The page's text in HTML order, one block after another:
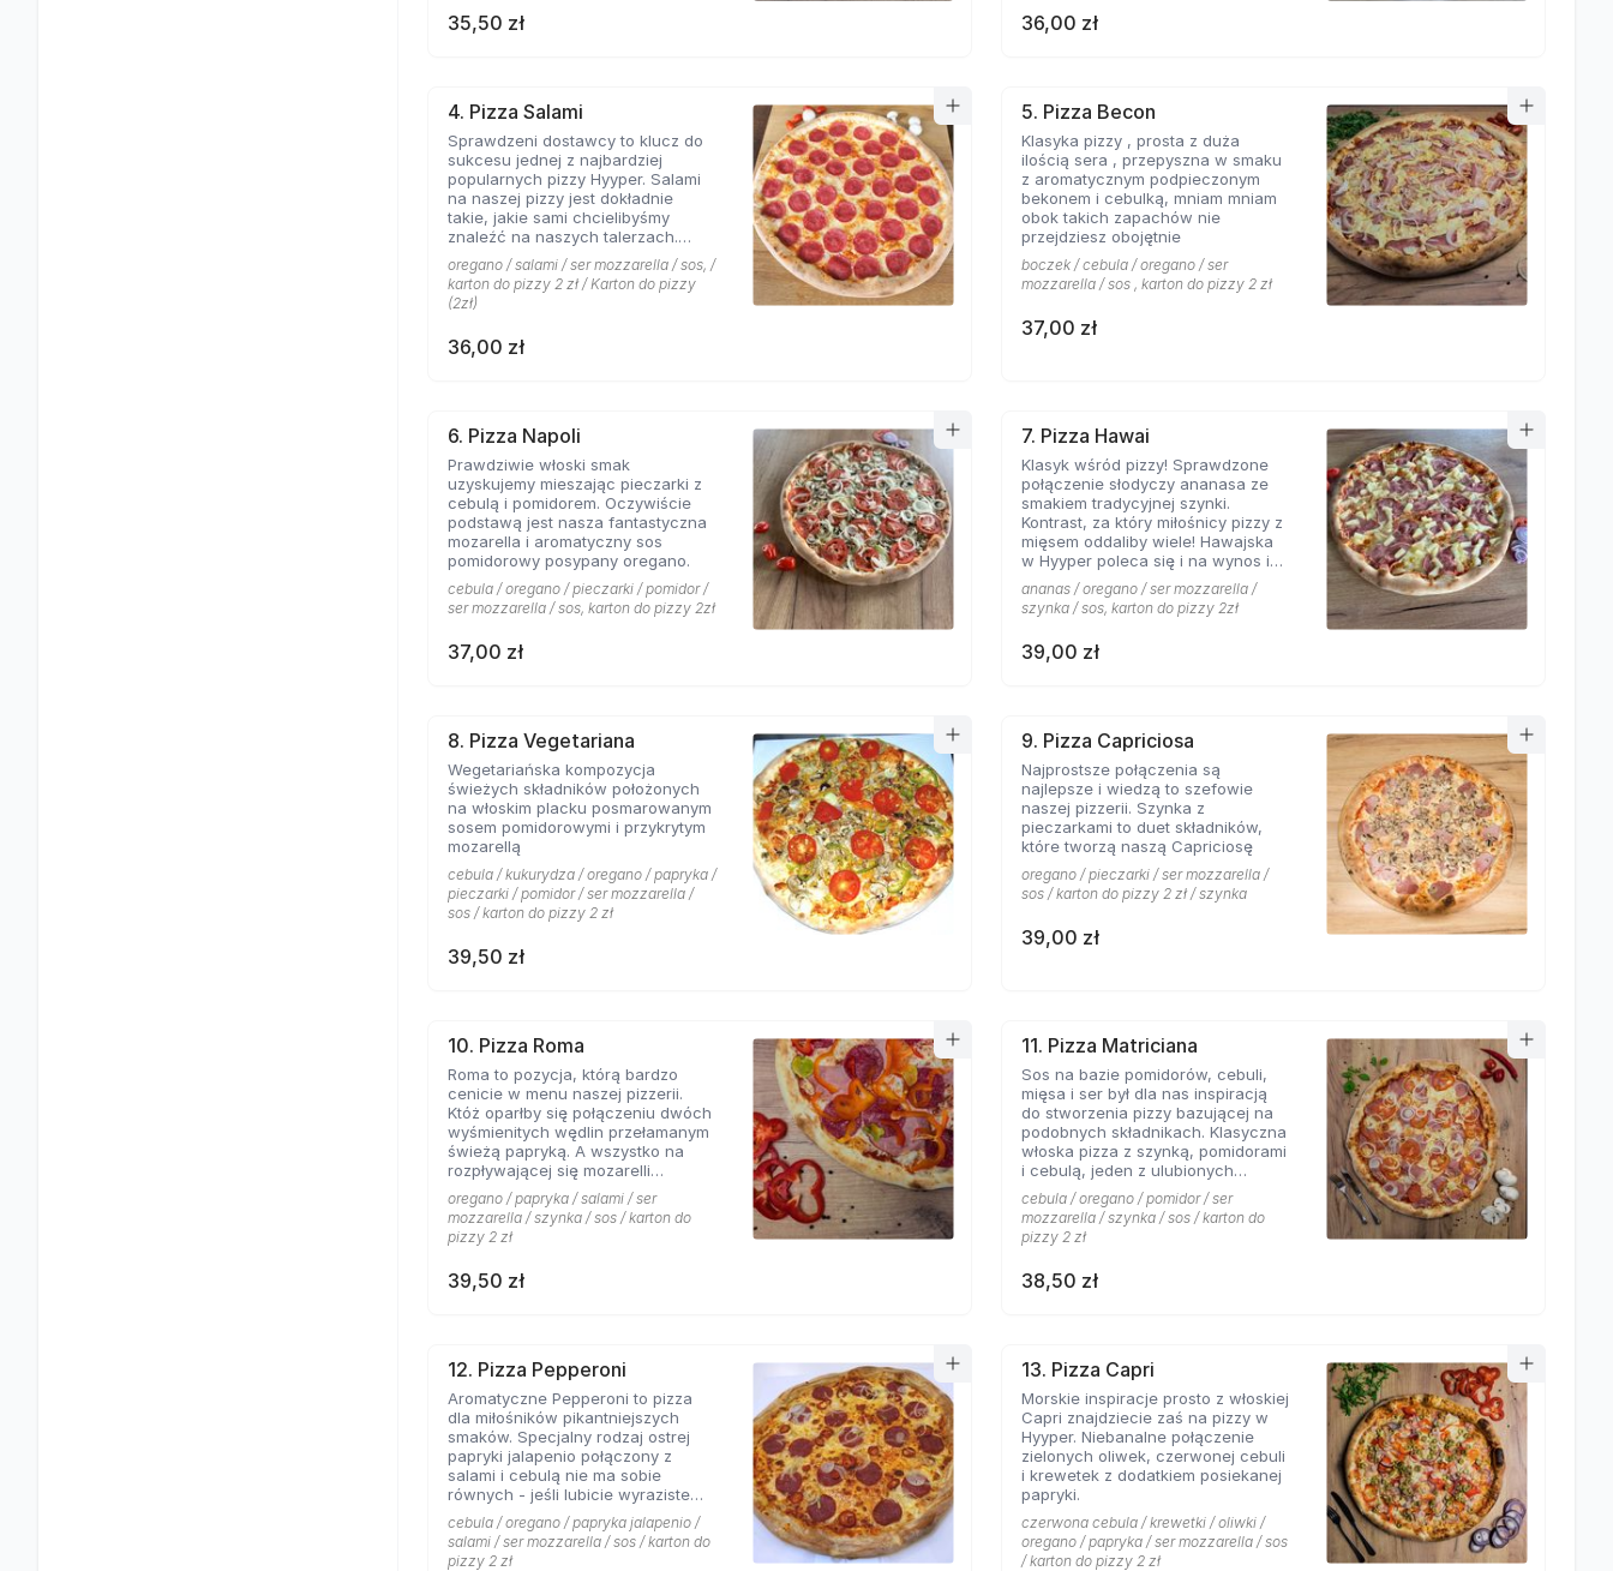
35,50 zł 36,00 zł
4. Pizza Salami
Sprawdzeni dostawcy to klucz do
sukcesu jednej z najbardziej
popularnych pizzy Hyyper. Salami
na naszej pizzy jest dokładnie
takie, jakie sami chcielibyśmy
znaleźć na naszych talerzach.
Aromat roztopionej mozarelli i
salami to coś obok czego miłośnicy
pizzy z mięsem nie przejdą
obojętnie!
oregano / salami / ser mozzarella / sos, /
karton do pizzy 2 zł / Karton do pizzy
(2zł)
36,00 zł
5. Pizza Becon
Klasyka pizzy , prosta z duża
ilością sera , przepyszna w smaku
z aromatycznym podpieczonym
bekonem i cebulką, mniam mniam
obok takich zapachów nie
przejdziesz obojętnie
boczek / cebula / oregano / ser
mozzarella / sos , karton do pizzy 2 zł
37,00 zł
6. Pizza Napoli
Prawdziwie włoski smak
uzyskujemy mieszając pieczarki z
cebulą i pomidorem. Oczywiście
podstawą jest nasza fantastyczna
mozarella i aromatyczny sos
pomidorowy posypany oregano.
cebula / oregano / pieczarki / pomidor /
ser mozzarella / sos, karton do pizzy 2zł
37,00 zł
7. Pizza Hawai
Klasyk wśród pizzy! Sprawdzone
połączenie słodyczy ananasa ze
smakiem tradycyjnej szynki.
Kontrast, za który miłośnicy pizzy z
mięsem oddaliby wiele! Hawajska
w Hyyper poleca się i na wynos i
na miejscu!
ananas / oregano / ser mozzarella /
szynka / sos, karton do pizzy 2zł
39,00 zł
8. Pizza Vegetariana
Wegetariańska kompozycja
świeżych składników położonych
na włoskim placku posmarowanym
sosem pomidorowymi i przykrytym
mozarellą
cebula / kukurydza / oregano / papryka /
pieczarki / pomidor / ser mozzarella /
sos / karton do pizzy 2 zł
39,50 zł
9. Pizza Capriciosa
Najprostsze połączenia są
najlepsze i wiedzą to szefowie
naszej pizzerii. Szynka z
pieczarkami to duet składników,
które tworzą naszą Capriciosę
oregano / pieczarki / ser mozzarella /
sos / karton do pizzy 2 zł / szynka
39,00 zł
10. Pizza Roma
Roma to pozycja, którą bardzo
cenicie w menu naszej pizzerii.
Któż oparłby się połączeniu dwóch
wyśmienitych wędlin przełamanym
świeżą papryką. A wszystko na
rozpływającej się mozarelli
posypanej oregano.
oregano / papryka / salami / ser
mozzarella / szynka / sos / karton do
pizzy 2 zł
39,50 zł
11. Pizza Matriciana
Sos na bazie pomidorów, cebuli,
mięsa i ser był dla nas inspiracją
do stworzenia pizzy bazującej na
podobnych składnikach. Klasyczna
włoska pizza z szynką, pomidorami
i cebulą, jeden z ulubionych
smaków klientów Hyyper!
cebula / oregano / pomidor / ser
mozzarella / szynka / sos / karton do
pizzy 2 zł
38,50 zł
12. Pizza Pepperoni
Aromatyczne Pepperoni to pizza
dla miłośników pikantniejszych
smaków. Specjalny rodzaj ostrej
papryki jalapenio połączony z
salami i cebulą nie ma sobie
równych - jeśli lubicie wyraziste
składniki na roztopionej mozarelli.
cebula / oregano / papryka jalapenio /
salami / ser mozzarella / sos / karton do
pizzy 2 zł
13. Pizza Capri
Morskie inspiracje prosto z włoskiej
Capri znajdziecie zaś na pizzy w
Hyyper. Niebanalne połączenie
zielonych oliwek, czerwonej cebuli
i krewetek z dodatkiem posiekanej
papryki.
czerwona cebula / krewetki / oliwki /
oregano / papryka / ser mozzarella / sos
/ karton do pizzy 2 zł